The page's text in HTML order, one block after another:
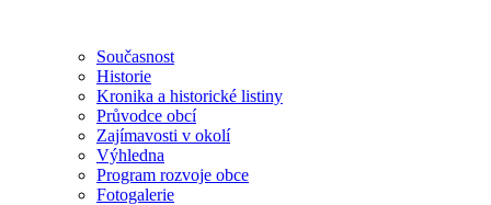
Současnost
Historie
Kronika a historické listiny
Průvodce obcí
Zajímavosti v okolí
Výhledna
Program rozvoje obce
Fotogalerie